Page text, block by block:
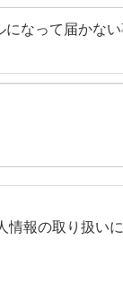
なって届かな
報の取り扱い